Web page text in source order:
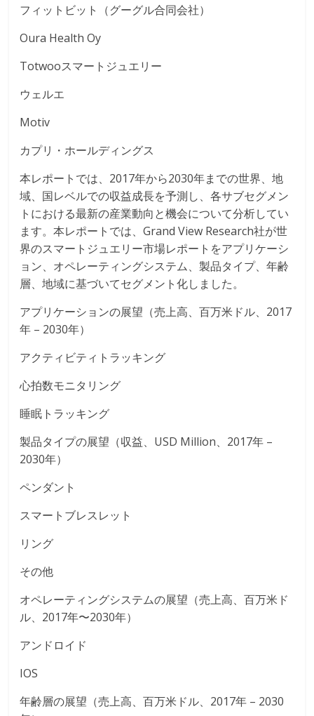
フィットビット（グーグル合同会社）
Oura Health Oy
Totwooスマートジュエリー
ウェルエ
Motiv
カプリ・ホールディングス
本レポートでは、2017年から2030年までの世界、地
域、国レベルでの収益成長を予測し、各サブセグメン
トにおける最新の産業動向と機会について分析してい
ます。本レポートでは、Grand View Research社が世
界のスマートジュエリー市場レポートをアプリケーシ
ョン、オペレーティングシステム、製品タイプ、年齢
層、地域に基づいてセグメント化しました。
アプリケーションの展望（売上高、百万米ドル、2017
年 – 2030年）
アクティビティトラッキング
心拍数モニタリング
睡眠トラッキング
製品タイプの展望（収益、USD Million、2017年 –
2030年）
ペンダント
スマートブレスレット
リング
その他
オペレーティングシステムの展望（売上高、百万米ド
ル、2017年〜2030年）
アンドロイド
IOS
年齢層の展望（売上高、百万米ドル、2017年 – 2030